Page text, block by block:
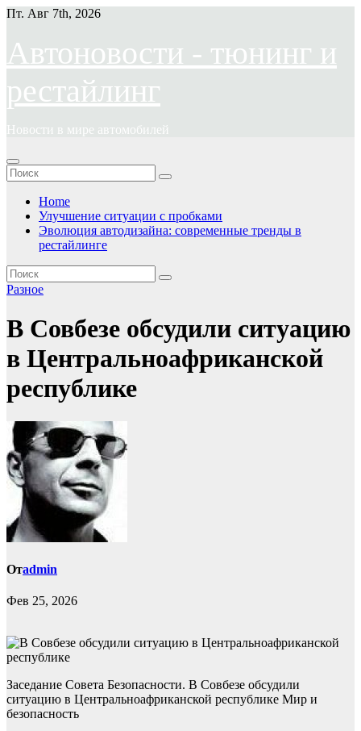
Перейти
содержимому
Пт. Авг 7th, 2026
Автоновости - тюнинг и
рестайлинг
Новости в мире автомобилей
Home
Улучшение ситуации с пробками
Эволюция автодизайна: современные тренды в
рестайлинге
Разное
В Совбезе обсудили ситуацию
в Центральноафриканской
республике
Отadmin
Фев 25, 2026
Заседание Совета Безопасности. В Совбезе обсудили
ситуацию в Центральноафриканской республике Мир и
безопасность